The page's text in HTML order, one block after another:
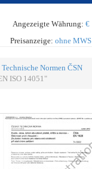
Angezeigte Währung: €
Preisanzeige: ohne MWS
Technische Normen ČSN
ISO 14051"